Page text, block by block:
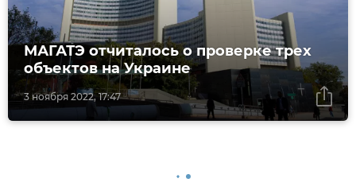
3 ноября 2022, 17:47
МАГАТЭ отчиталось о проверке трех
объектов на Украине